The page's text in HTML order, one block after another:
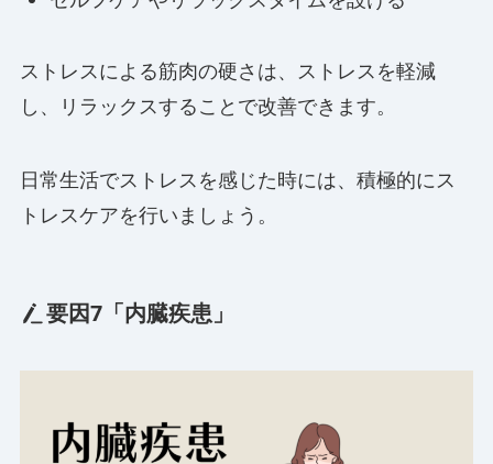
ストレスによる筋肉の硬さは、ストレスを軽減
し、リラックスすることで改善できます。
日常生活でストレスを感じた時には、積極的にス
トレスケアを行いましょう。
要因7「内臓疾患」